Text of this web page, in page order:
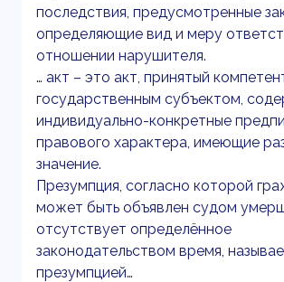
последствия, предусмотренные
определяющие вид и меру
отношении нарушителя.
… акт – это акт, принятый
государственным субъектом,
индивидуально-конкретные
правового характера, имеющие
значение.
Презумпция, согласно которой
может быть объявлен судом
отсутствует определённое
законодательством время,
презумпцией…